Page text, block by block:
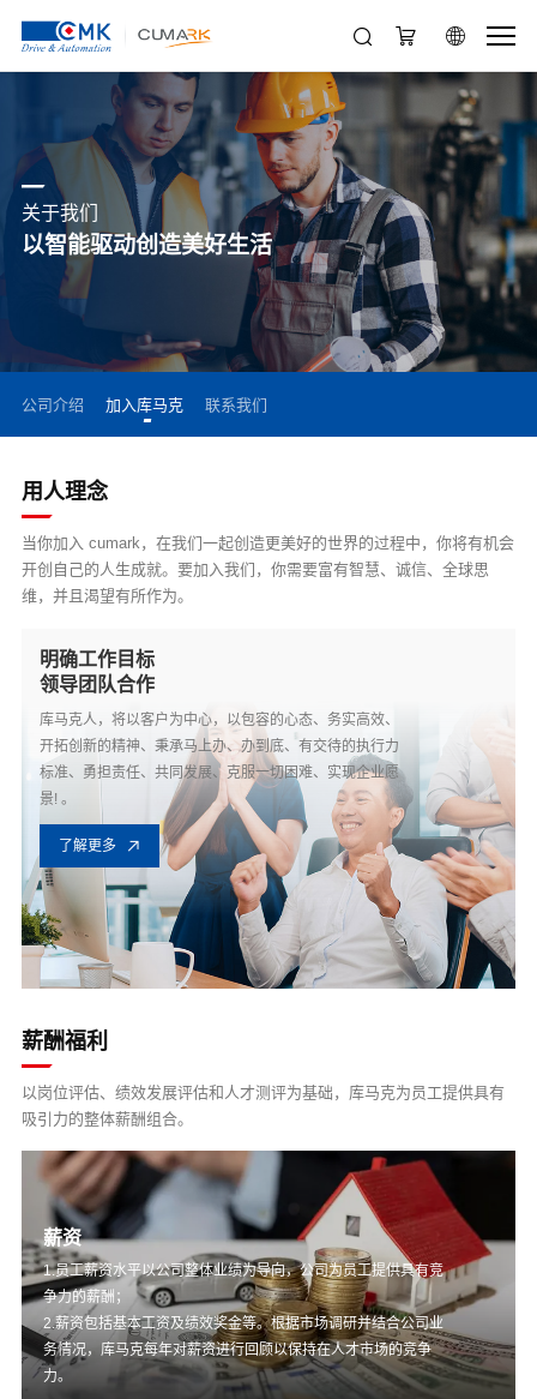
关于我们
以智能驱动创造美好生活
公司介绍 加入库马克 联系我们
用人理念
当你加入 cumark，在我们一起创造更美好的世界的过程中，你将有机会
开创自己的人生成就。要加入我们，你需要富有智慧、诚信、全球思
维，并且渴望有所作为。
明确工作目标
领导团队合作
库马克人，将以客户为中心，以包容的心态、务实高效、
开拓创新的精神、秉承马上办、办到底、有交待的执行力
标准、勇担责任、共同发展、克服一切困难、实现企业愿
景! 。
了解更多
薪酬福利
以岗位评估、绩效发展评估和人才测评为基础，库马克为员工提供具有
吸引力的整体薪酬组合。
薪资
1.员工薪资水平以公司整体业绩为导向，公司为员工提供具有竞
争力的薪酬；
2.薪资包括基本工资及绩效奖金等。根据市场调研并结合公司业
务情况，库马克每年对薪资进行回顾以保持在人才市场的竞争
力。